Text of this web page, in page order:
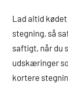
Lad altid
stegning, så
saftigt, når du
udskæringer
kortere